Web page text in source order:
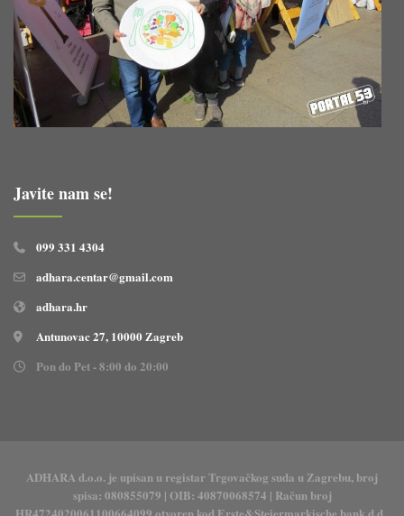
Javite nam se!
099 331 4304
adhara.centar@gmail.com
adhara.hr
Antunovac 27, 10000 Zagreb
Pon do Pet - 8:00 do 20:00
ADHARA d.o.o. je upisan u registar Trgovačkog suda u Zagrebu, broj
spisa: 080855079 | OIB: 40870068574 | Račun broj